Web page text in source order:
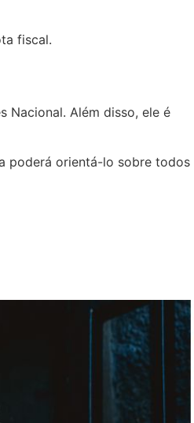
fiscal.
Nacional. Além disso, ele é
poderá orientá-lo sobre todos